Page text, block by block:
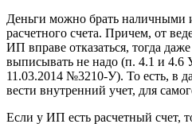
Деньги можно брать наличными
расчетного счета. Причем, от
ИП вправе отказаться, тогда
выписывать не надо (п. 4.1 и 4.6
11.03.2014 №3210-У). То есть, в
вести внутренний учет, для
Если у ИП есть расчетный счет,